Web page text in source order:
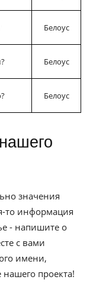
Белоус
Белоус
Белоус
значения
то информация
- напишите о
с вами
имени,
проекта!